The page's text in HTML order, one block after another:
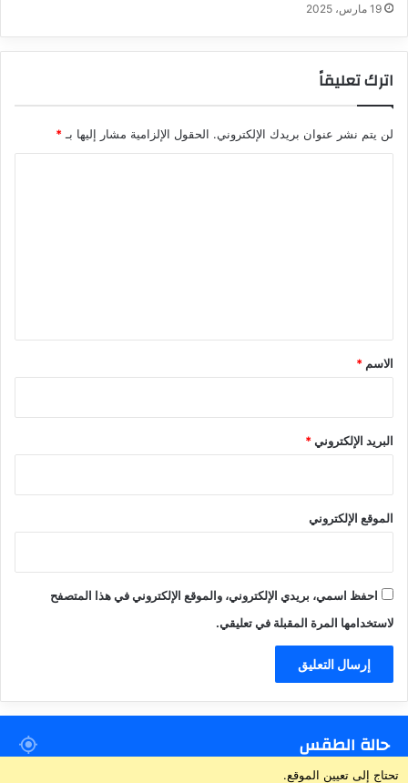
19 مارس، 2025
اترك تعليقاً
لن يتم نشر عنوان بريدك الإلكتروني. الحقول الإلزامية مشار إليها بـ *
*
الاسم *
البريد الإلكتروني*
الموقع الإلكتروني
احفظ اسمي، بريدي الإلكتروني، والموقع الإلكتروني في هذا المتصفح
لاستخدامها المرة المقبلة في تعليقي.
حالة الطقس
تحتاج إلى تعيين الموقع.